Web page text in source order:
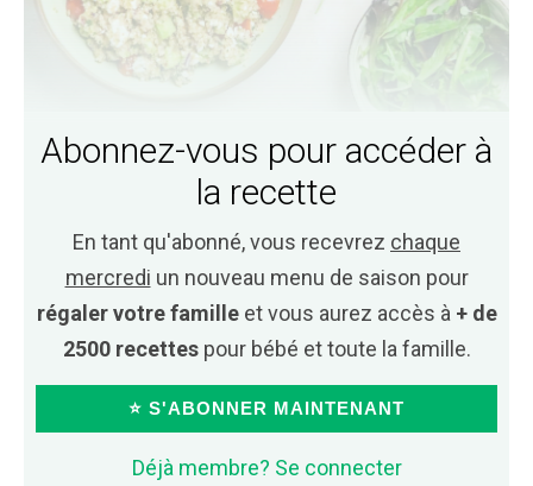
Abonnez-vous pour accéder à
la recette
En tant qu'abonné, vous recevrez chaque
mercredi un nouveau menu de saison pour
régaler votre familleet vous aurez accès à + de
2500 recettespour bébé et toute la famille.
⭐ S'ABONNER MAINTENANT
Déjà membre? Se connecter